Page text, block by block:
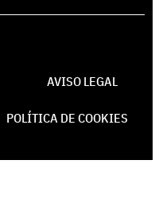
AVISO LEGAL
POLÍTICA DE COOKIES